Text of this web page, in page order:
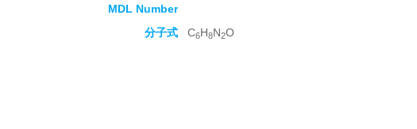
MDL Number
分子式 C6H8N2O